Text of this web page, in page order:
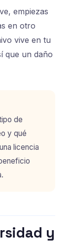
empiezas
en otro
vive en tu
que un daño
de
y qué
licencia
y